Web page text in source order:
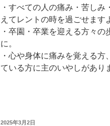
・すべての人の痛み・苦し
えてレントの時を過ごせます
・卒園・卒業を迎える方々
に。
・心や身体に痛みを覚える
ている方に主のいやしがあり
投
2025年3月2日